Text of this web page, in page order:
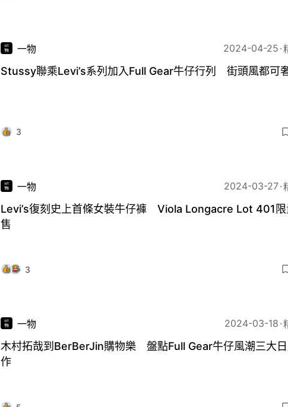
一物 2024-04-25
Stussy聯乘Levi’s系列加入Full Gear牛仔行列 街頭風都可
3
一物 2024-03-27
Levi’s復刻史上首條女裝牛仔褲 Viola Longacre Lot 401限
售
3
一物 2024-03-18
木村拓哉到BerBerJin購物樂 盤點Full Gear牛仔風潮三大
作